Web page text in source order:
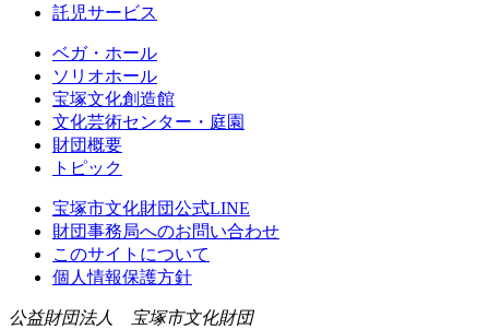
託児サービス
ベガ・ホール
ソリオホール
宝塚文化創造館
文化芸術センター・庭園
財団概要
トピック
宝塚市文化財団公式LINE
財団事務局へのお問い合わせ
このサイトについて
個人情報保護方針
公益財団法人 宝塚市文化財団